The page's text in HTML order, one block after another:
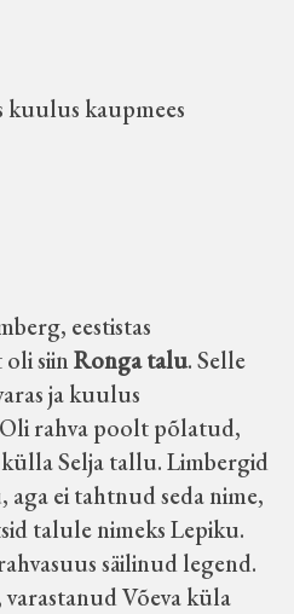
kuulus kaupmees
eestistas
siinRonga talu. Selle
ja kuulus
rahva poolt põlatud,
Selja tallu. Limbergid
ei tahtnud seda nime,
talule nimeks Lepiku.
säilinud legend.
Võeva küla